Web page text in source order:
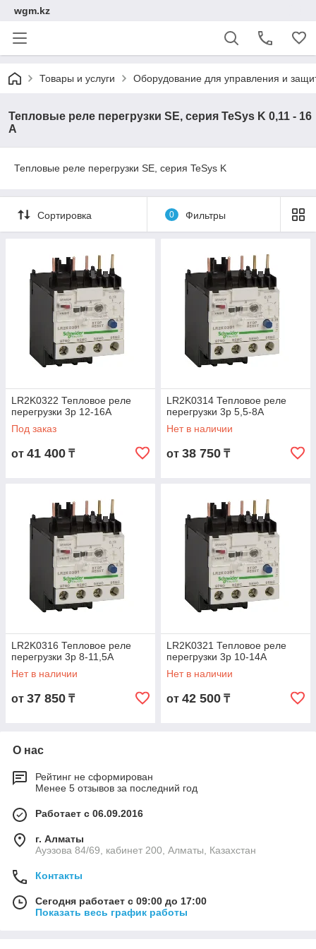
wgm.kz
Товары и услуги Оборудование для управления и
Тепловые реле перегрузки SE, серия TeSys K 0,11 - 16
A
Тепловые реле перегрузки SE, серия TeSys K
Сортировка 0 Фильтры
LR2K0322 Тепловое реле
перегрузки 3p 12-16А
Под заказ
от 41 400 ₸
LR2K0314 Тепловое реле
перегрузки 3p 5,5-8А
Нет в наличии
от 38 750 ₸
LR2K0316 Тепловое реле
перегрузки 3p 8-11,5А
Нет в наличии
от 37 850 ₸
LR2K0321 Тепловое реле
перегрузки 3p 10-14А
Нет в наличии
от 42 500 ₸
О нас
Рейтинг не сформирован
Менее 5 отзывов за последний год
Работает с 06.09.2016
г. Алматы
Ауэзова 84/69, кабинет 200, Алматы, Казахстан
Контакты
Сегодня работает с 09:00 до 17:00
Показать весь график работы